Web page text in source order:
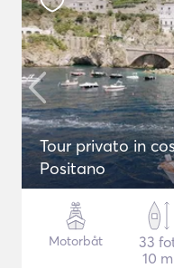
Tour privato in
Positano
Motorbåt
33
10 m